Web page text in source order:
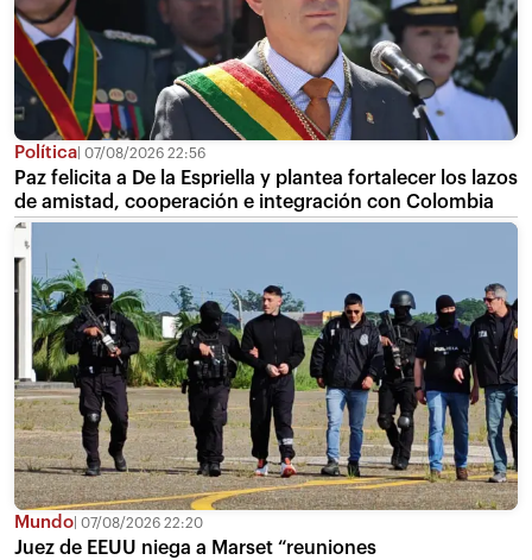
Política 07/08/2026 22:56
Paz felicita a De la Espriella y plantea fortalecer los lazos
de amistad, cooperación e integración con Colombia
Mundo 07/08/2026 22:20
Juez de EEUU niega a Marset “reuniones